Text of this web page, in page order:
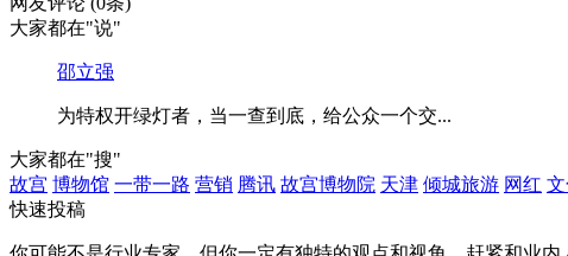
大家都在"说"
邵立强
为特权开绿灯者，当一查到底，给公众一个交...
大家都在"搜"
故宫 博物馆 一带一路 营销 腾讯 故宫博物院 天津 倾城旅游 网红
快速投稿